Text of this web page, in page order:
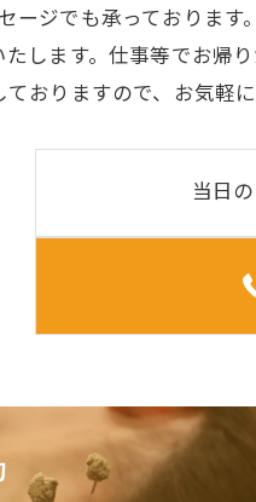
ージでも承っておりま
します。仕事等でお帰
おりますので、お気軽
当日